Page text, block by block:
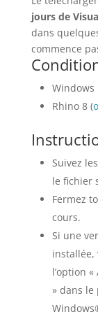
jours de
dans
commence
Windows
Rhino 8 (
Suivez
le fichier
Fermez
cours.
Si une
l’option
» dans le